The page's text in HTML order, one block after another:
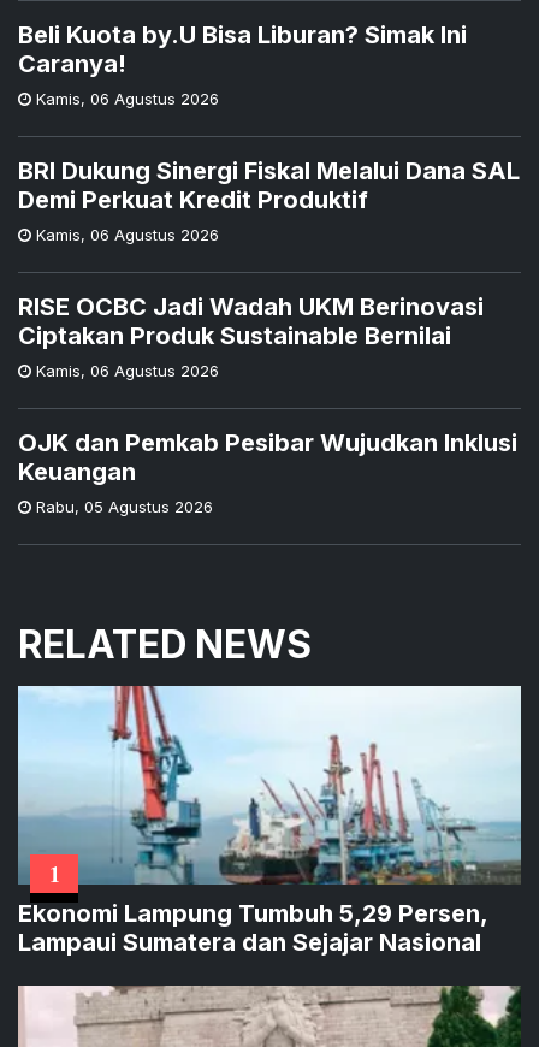
Beli Kuota by.U Bisa Liburan? Simak Ini
Caranya!
Kamis, 06 Agustus 2026
BRI Dukung Sinergi Fiskal Melalui Dana SAL
Demi Perkuat Kredit Produktif
Kamis, 06 Agustus 2026
RISE OCBC Jadi Wadah UKM Berinovasi
Ciptakan Produk Sustainable Bernilai
Kamis, 06 Agustus 2026
OJK dan Pemkab Pesibar Wujudkan Inklusi
Keuangan
Rabu, 05 Agustus 2026
RELATED NEWS
1
Ekonomi Lampung Tumbuh 5,29 Persen,
Lampaui Sumatera dan Sejajar Nasional